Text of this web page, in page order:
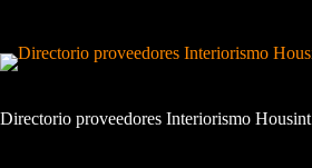
contenido
Directorio proveedores Interiorismo Housint